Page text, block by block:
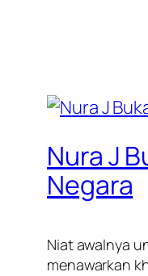
Nura J
Negara
Niat awalnya
menawarkan